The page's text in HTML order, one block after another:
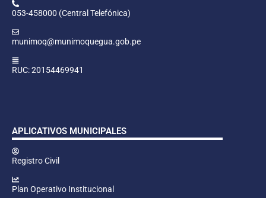
053-458000 (Central Telefónica)
munimoq@munimoquegua.gob.pe
RUC: 20154469941
APLICATIVOS MUNICIPALES
Registro Civil
Plan Operativo Institucional